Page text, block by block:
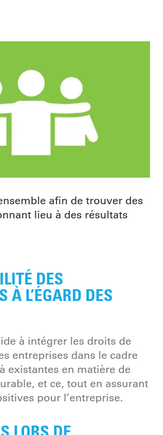
afin de trouver des
lieu à des résultats
DES
À L’ÉGARD DES
à intégrer les droits de
entreprises dans le cadre
existantes en matière de
et ce, tout en assurant
pour l’entreprise.
LORS DE